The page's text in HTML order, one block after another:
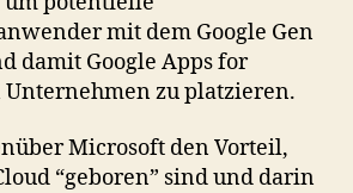
mit dem Google Gen
damit Google Apps for
Unternehmen zu platzieren.
Microsoft den Vorteil,
“geboren” sind und darin